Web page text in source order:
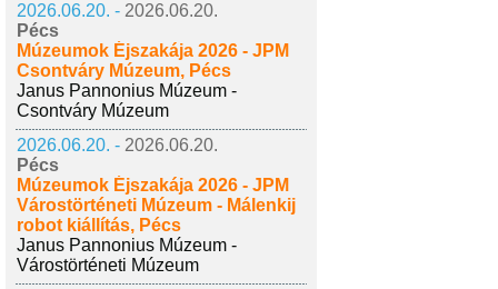
2026.06.20. - 2026.06.20.
Pécs
Múzeumok Éjszakája 2026 - JPM
Csontváry Múzeum, Pécs
Janus Pannonius Múzeum -
Csontváry Múzeum
2026.06.20. - 2026.06.20.
Pécs
Múzeumok Éjszakája 2026 - JPM
Várostörténeti Múzeum - Málenkij
robot kiállítás, Pécs
Janus Pannonius Múzeum -
Várostörténeti Múzeum